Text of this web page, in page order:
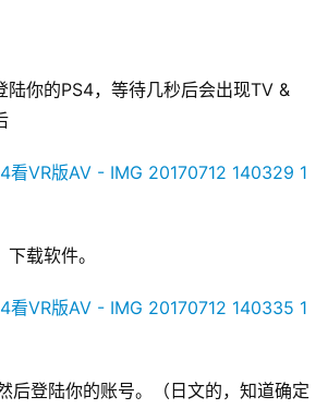
陆你的PS4，等待几秒后会出现TV &
载软件。
后登陆你的账号。（日文的，知道确定